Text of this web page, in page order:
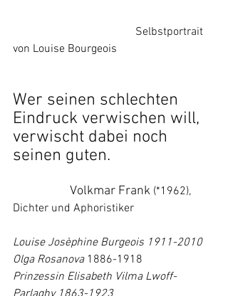
von Louise Bourgeois
Wer seinen schlechten
Eindruck verwischen will,
verwischt dabei noch
seinen guten.
Volkmar Frank (*1962),
Dichter und Aphoristiker
Louise Josèphine Burgeois 1911-2010
Olga Rosanova 1886-1918
Prinzessin Elisabeth Vilma Lwoff-